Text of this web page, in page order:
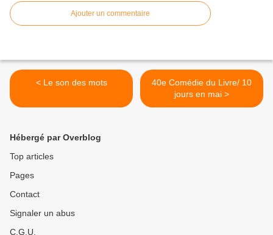
Ajouter un commentaire
< Le son des mots
40e Comédie du Livre/ 10
jours en mai >
Hébergé par Overblog
Top articles
Pages
Contact
Signaler un abus
C.G.U.